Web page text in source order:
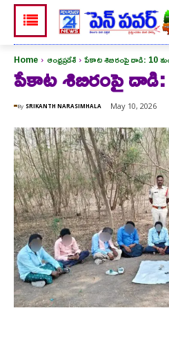
Home ఆంధ్రప్రదేశ్ పేకాట శిబిరంపై దాడి: 10
పేకాట శిబిరంపై దాడి:
By SRIKANTH NARASIMHALA May 10, 2026